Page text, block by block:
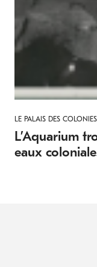
LE PALAIS DES COLONIES
L’Aquarium
eaux